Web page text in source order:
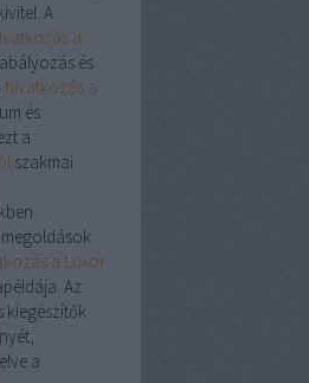
A
a
és
hivatkozás a
és
a
szakmai
a Luxor
Az
kiegészítők
a